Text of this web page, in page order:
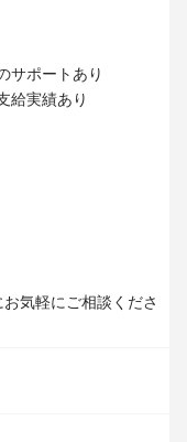
サポートあり
給実績あり
気軽にご相談くださ